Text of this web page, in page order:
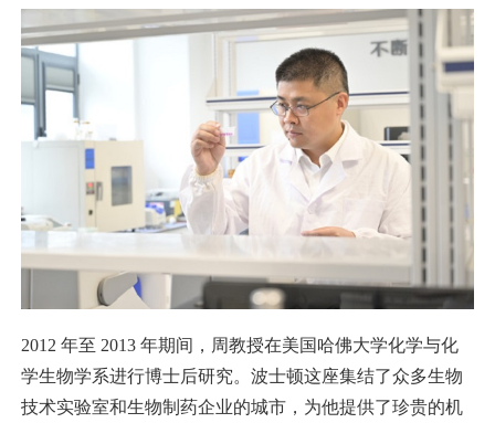
2012 年至 2013 年期间，周教授在美国哈佛大学化学与化
学生物学系进行博士后研究。波士顿这座集结了众多生物
技术实验室和生物制药企业的城市，为他提供了珍贵的机